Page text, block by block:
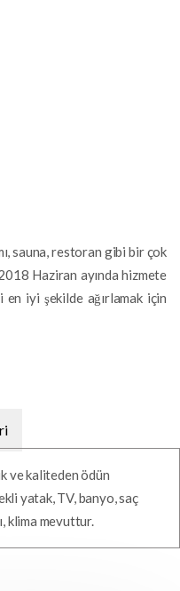
sauna, restoran gibi bir çok
Haziran ayında hizmete
en iyi şekilde ağırlamak için
ve kaliteden ödün
yatak, TV, banyo, saç
klima mevuttur.